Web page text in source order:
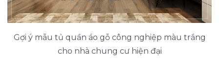
Gợi ý mẫu tủ quần áo gỗ công nghiệp màu trắng
cho nhà chung cư hiện đại